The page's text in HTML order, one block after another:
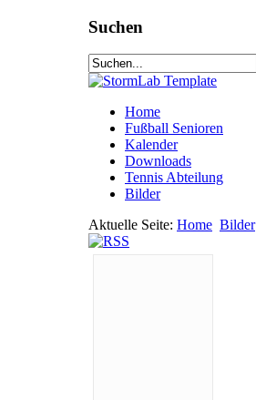
Suchen
Home
Fußball Senioren
Kalender
Downloads
Tennis Abteilung
Bilder
Aktuelle Seite: Home Bilder